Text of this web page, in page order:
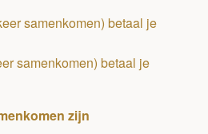
samenkomen) betaal je
samenkomen) betaal je
zijn